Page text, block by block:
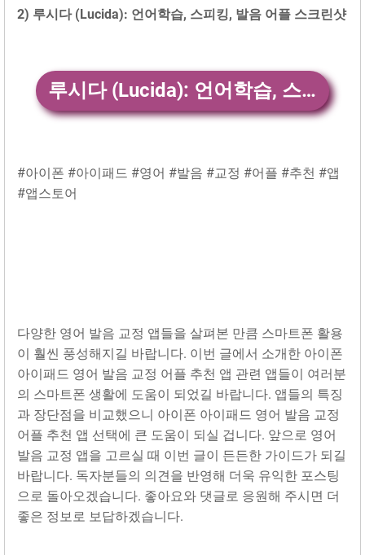
2) 루시다 (Lucida): 언어학습, 스피킹, 발음 어플 스크린샷
루시다 (Lucida): 언어학습, 스피킹, 발음 앱 다운
#아이폰 #아이패드 #영어 #발음 #교정 #어플 #추천 #앱
#앱스토어
다양한 영어 발음 교정 앱들을 살펴본 만큼 스마트폰 활용
이 훨씬 풍성해지길 바랍니다. 이번 글에서 소개한 아이폰
아이패드 영어 발음 교정 어플 추천 앱 관련 앱들이 여러분
의 스마트폰 생활에 도움이 되었길 바랍니다. 앱들의 특징
과 장단점을 비교했으니 아이폰 아이패드 영어 발음 교정
어플 추천 앱 선택에 큰 도움이 되실 겁니다. 앞으로 영어
발음 교정 앱을 고르실 때 이번 글이 든든한 가이드가 되길
바랍니다. 독자분들의 의견을 반영해 더욱 유익한 포스팅
으로 돌아오겠습니다. 좋아요와 댓글로 응원해 주시면 더
좋은 정보로 보답하겠습니다.